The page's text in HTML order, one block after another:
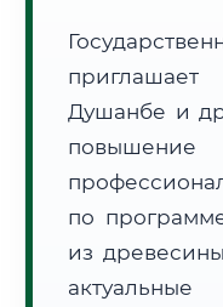
Субъект:
Тел. код:
Почтовые индексы:
🗺️ Зона обслуживания: г.
Душанбе и
по
из